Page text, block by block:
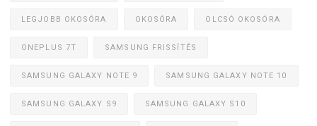
LEGJOBB OKOSÓRA OKOSÓRA OLCSÓ OKOSÓRA
ONEPLUS 7T SAMSUNG FRISSÍTÉS
SAMSUNG GALAXY NOTE 9 SAMSUNG GALAXY NOTE 10
SAMSUNG GALAXY S9 SAMSUNG GALAXY S10